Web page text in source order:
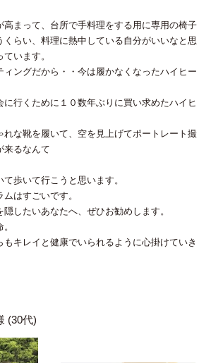
高まって、台所で手料理をする用に専用の椅子
くらい、料理に熱中している自分がいいなと思
います。
ィングだから・・今は履かなくなったハイヒー
に行くために１０数年ぶりに買い求めたハイヒ
れな靴を履いて、空を見上げてポートレート撮
来るなんて
て歩いて行こうと思います。
はすごいです。
したいあなたへ、ぜひお勧めします。
もキレイと健康でいられるように心掛けていき
(30代)